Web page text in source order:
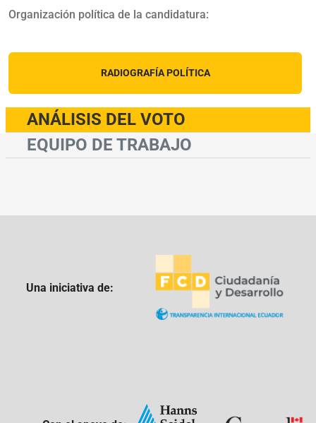
Organización política de la candidatura:
RADIOGRAFÍA POLÍTICA
ANÁLISIS DEL VOTO
EQUIPO DE TRABAJO
Una iniciativa de: